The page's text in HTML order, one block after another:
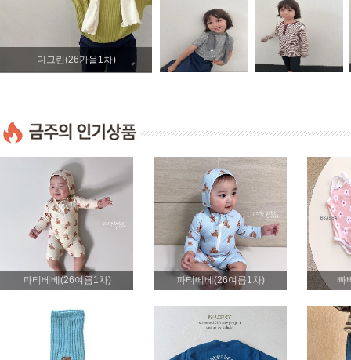
디그린(26가을1차)
파티베베(26여름1차) 파티베베(26여름1차) 빠